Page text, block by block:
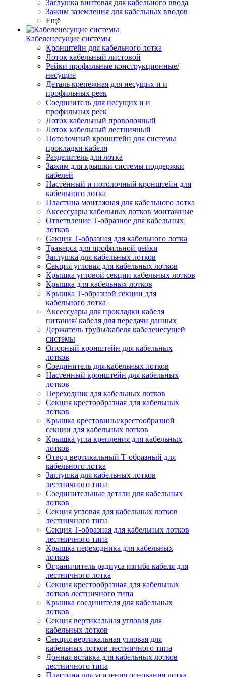
Заглушка винтовая для кабельного ввода
Зажим заземления для кабельных вводов
Ещё
Кабеленесущие системы
Кронштейн для кабельного лотка
Лоток кабельный листовой
Рейки профильные конструкционные/
несущие
Деталь крепежная для несущих и и
профильных реек
Соединитель для несущих и и
профильных реек
Лоток кабельный проволочный
Лоток кабельный лестничный
Потолочный кронштейн для системы
прокладки кабеля
Разделитель для лотка
Зажим для крышки системы поддержки
кабелей
Настенный и потолочный кронштейн для
кабельного лотка
Пластина монтажная для кабельного лотка
Аксессуары кабельных лотков монтажные
Ответвление Т-образное для кабельных
лотков
Секция Т-образная для кабельного лотка
Траверса для профильной рейки
Заглушка для кабельных лотков
Секция угловая для кабельных лотков
Крышка угловой секции кабельных лотков
Крышка для кабельных лотков
Крышка Т-образной секции для
кабельного лотка
Аксессуары для прокладки кабеля
питания/ кабеля для передачи данных
Держатель трубы/кабеля кабеленесущей
системы
Опорный кронштейн для кабельных
лотков
Соединитель для кабельных лотков
Настенный кронштейн для кабельных
лотков
Переходник для кабельных лотков
Секция крестообразная для кабельных
лотков
Крышка крестовины/крестообразной
секции для кабельных лотков
Крышка угла крепления для кабельных
лотков
Отвод вертикальный Т-образный для
кабельного лотка
Заглушка для кабельных лотков
лестничного типа
Соединительные детали для кабельных
лотков
Секция угловая для кабельных лотков
лестничного типа
Секция Т-образная для кабельных лотков
лестничного типа
Крышка переходника для кабельных
лотков
Ограничитель радиуса изгиба кабеля для
лестничного лотка
Секция крестообразная для кабельных
лотков лестничного типа
Крышка соединителя для кабельных
лотков
Секция вертикальная угловая для
кабельных лотков
Секция вертикальная угловая для
кабельных лотков лестничного типа
Донная вставка для кабельных лотков
лестничного типа
Пластина для усиления основания лотка